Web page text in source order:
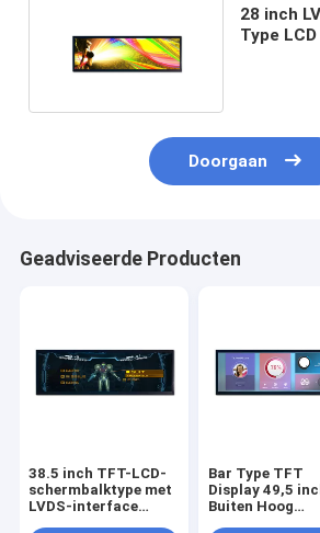
28 inch
Type
Doorgaan
Geadviseerde Producten
38.5 inch TFT-LCD-
schermbalktype met
LVDS-interface
Bar Type TFT
Display 49,5
Buiten Hoog